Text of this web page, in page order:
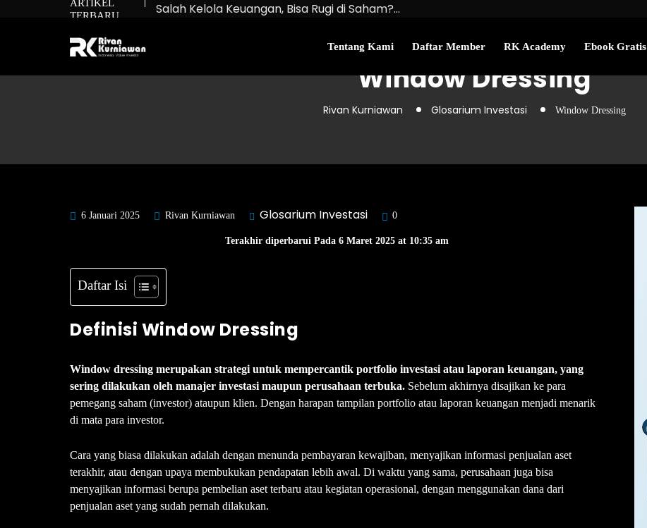
ARTIKEL
TERBARU
Salah Kelola Keuangan, Bisa Rugi di Saham?…
Bukan Cuma Beli Saham: Manajemen Uang Perlu…
Tentang Kami Daftar Member RK Academy Ebook Gratis
Window Dressing
Rivan Kurniawan Glosarium Investasi Window Dressing
6 Januari 2025 Rivan Kurniawan Glosarium Investasi 0
Terakhir diperbarui Pada 6 Maret 2025 at 10:35 am
Daftar Isi
Definisi Window Dressing
Window dressing merupakan strategi untuk mempercantik portfolio investasi atau laporan keuangan, yang
sering dilakukan oleh manajer investasi maupun perusahaan terbuka. Sebelum akhirnya disajikan ke para
pemegang saham (investor) ataupun klien. Dengan harapan tampilan portfolio atau laporan keuangan menjadi menarik
di mata para investor.
Cara yang biasa dilakukan adalah dengan menunda pembayaran kewajiban, menyajikan informasi penjualan aset
terakhir, atau dengan upaya membukukan pendapatan lebih awal. Di waktu yang sama, perusahaan juga bisa
menyajikan informasi berupa pembelian aset terbaru atau kegiatan operasional, dengan menggunakan dana dari
penjualan aset yang sudah pernah dilakukan.